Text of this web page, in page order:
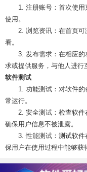
1. 注册账号：首次使
使用。
2. 浏览资讯：在首页
看。
3. 发布需求：在相应
求或提供服务，与他人进行
软件测试
1. 功能测试：对软件
常运行。
2. 安全测试：检查软件
确保用户信息不被泄露。
3. 性能测试：测试软
保用户在使用过程中能够获